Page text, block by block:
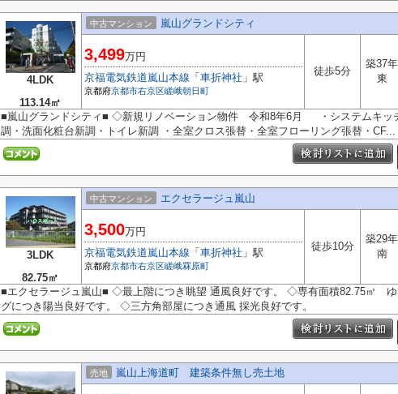
4LDK
113.14㎡
中古マンション 嵐山グランドシティ
3,499万円
京福電気鉄道嵐山本線 「 車折神社 」駅
京都府京都市右京区嵯峨朝日町
徒歩5分
築37年
東
■嵐山グランドシティ■ ◇新規リノベーション物件 令和8年6月 ・システムキッ
調・洗面化粧台新調・トイレ新調 ・全室クロス張替・全室フローリング張替・CF...
3LDK
82.75㎡
中古マンション エクセラージュ嵐山
3,500万円
京福電気鉄道嵐山本線 「 車折神社 」駅
京都府京都市右京区嵯峨罧原町
徒歩10分
築29年
南
■エクセラージュ嵐山■ ◇最上階につき眺望 通風良好です。 ◇専有面積82.75㎡
グにつき陽当良好です。 ◇三方角部屋につき通風 採光良好です。
売地 嵐山上海道町 建築条件無し売土地